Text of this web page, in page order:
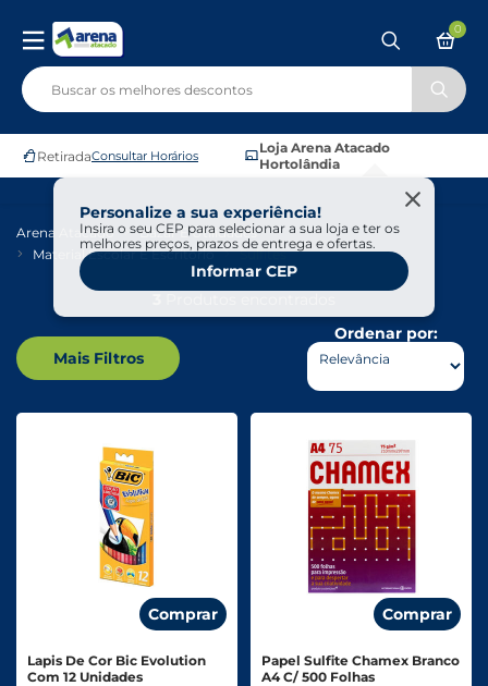
RetiradaConsultar Horários
Loja Arena Atacado
Hortolândia
Personalize a sua experiência!
Insira o seu CEP para selecionar a sua loja e ter os
melhores preços, prazos de entrega e ofertas.
Informar CEP
0
Arena Atacado
Bazar E Utilidades
Material Escolar E Escritório
Sulfites
Mais Filtros
Ordenar por:
Comprar
Lapis De Cor Bic Evolution
Com 12 Unidades
Comprar
Papel Sulfite Chamex Branco
A4 C/ 500 Folhas